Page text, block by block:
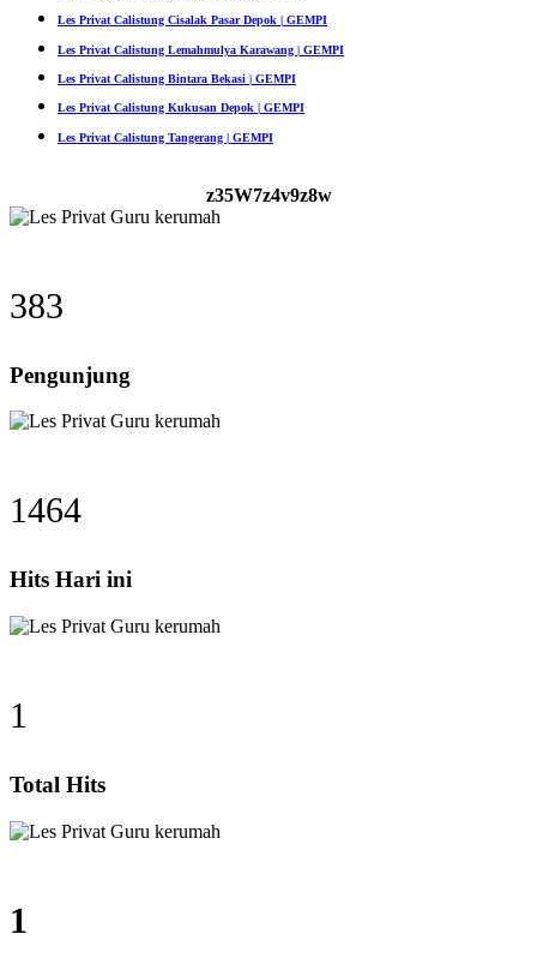
Les Privat Calistung Cisalak Pasar Depok | GEMPI
Les Privat Calistung Lemahmulya Karawang | GEMPI
Les Privat Calistung Bintara Bekasi | GEMPI
Les Privat Calistung Kukusan Depok | GEMPI
Les Privat Calistung Tangerang | GEMPI
z35W7z4v9z8w
383
Pengunjung
1464
Hits Hari ini
1
Total Hits
1